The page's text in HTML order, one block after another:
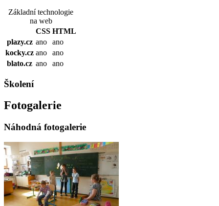
Základní technologie
na web
CSS HTML
plazy.cz ano
ano
kocky.cz ano
ano
blato.cz ano ano
Školení
Fotogalerie
Náhodná fotogalerie